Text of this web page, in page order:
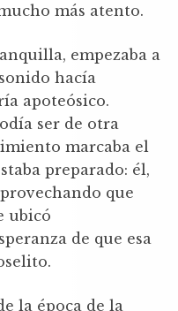
más atento.
empezaba a
hacía
apoteósico.
ser de otra
marcaba el
preparado: él,
que
ubicó
de que esa
la época de la